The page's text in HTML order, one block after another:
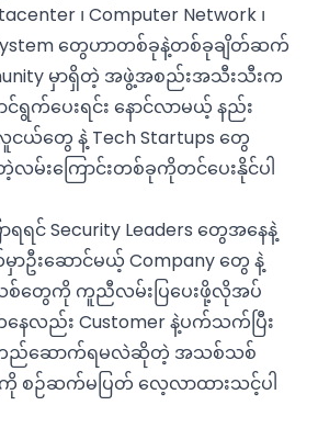
၊ Computer Network ၊
System တွေဟာတစ်ခုနဲ့တစ်ခုချိတ်ဆက်
မှာရှိတဲ့ အဖွဲ့အစည်းအသီးသီးက
က်ပေးရင်း နောင်လာမယ့် နည်း
ယ်တွေ နဲ့ Tech Startups တွေ
မ်းကြောင်းတစ်ခုကိုတင်ပေးနိုင်ပါ
ာရရင် Security Leaders တွေအနေနဲ့
ာဦးဆောင်မယ့် Company တွေ နဲ့
တွေကို ကူညီလမ်းပြပေးဖို့လိုအပ်
ည်း Customer နဲ့ပက်သက်ပြီး
ဆောက်ရမလဲဆိုတဲ့ အသစ်သစ်
စဉ်ဆက်မပြတ် လေ့လာထားသင့်ပါ